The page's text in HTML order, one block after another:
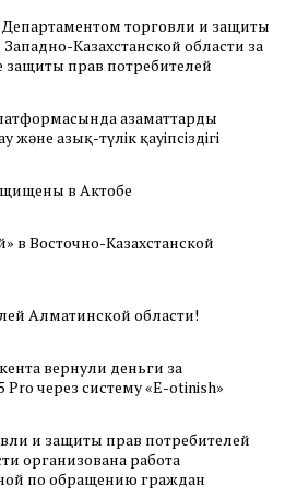
торговли и защиты
Казахстанской области за
защиты прав потребителей
азаматтарды
азық-түлік қауіпсіздігі
в Актобе
в Восточно-Казахстанской
Алматинской области!
вернули деньги за
через систему «E-otinish»
и защиты прав потребителей
организована работа
по обращению граждан